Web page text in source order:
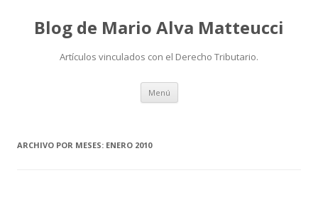
Blog de Mario Alva Matteucci
Artículos vinculados con el Derecho Tributario.
Menú Ir
contenido
ARCHIVO POR MESES: ENERO 2010